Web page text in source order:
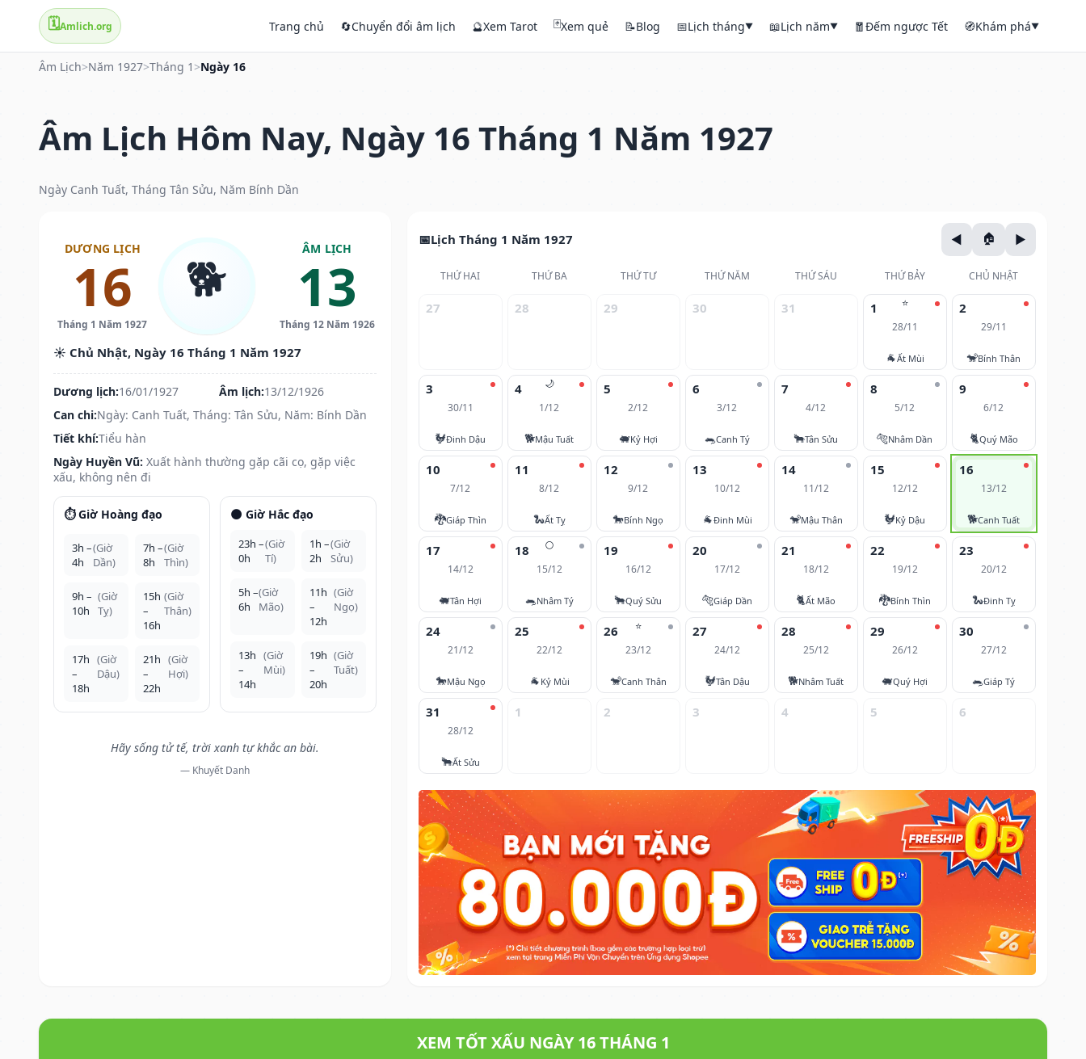
🗓️Amlich.org Trang chủ 🔄Chuyển đổi âm lịch 🔮Xem Tarot 🃏Xem quẻ 📝Blog 📅Lịch tháng▼ 📖Lịch năm▼ 🧧Đếm ngược Tết 🧭Khám phá▼
Âm Lịch>Năm 1927>Tháng 1 >Ngày 16
Âm Lịch Hôm Nay, Ngày 16 Tháng 1 Năm 1927
Ngày Canh Tuất, Tháng Tân Sửu, Năm Bính Dần
DƯƠNG LỊCH
16
Tháng 1 Năm 1927
🐕 ÂM LỊCH
13
Tháng 12 Năm 1926
☀️ Chủ Nhật, Ngày 16 Tháng 1 Năm 1927
Dương lịch:16/01/1927 Âm lịch:13/12/1926
Can chi:Ngày: Canh Tuất, Tháng: Tân Sửu, Năm: Bính Dần
Tiết khí:Tiểu hàn
Ngày Huyền Vũ: Xuất hành thường gặp cãi cọ, gặp việc
xấu, không nên đi
⏱️ Giờ Hoàng đạo
3h –
4h
(Giờ
Dần)
7h –
8h
(Giờ
Thìn)
9h –
10h
(Giờ
Tỵ)
15h
–
16h
(Giờ
Thân)
17h
–
18h
(Giờ
Dậu)
21h
–
22h
(Giờ
Hợi)
🌑 Giờ Hắc đạo
23h –
0h
(Giờ
Tí)
1h –
2h
(Giờ
Sửu)
5h –
6h
(Giờ
Mão)
11h
–
12h
(Giờ
Ngọ)
13h
–
14h
(Giờ
Mùi)
19h
–
20h
(Giờ
Tuất)
Hãy sống tử tế, trời xanh tự khắc an bài.
— Khuyết Danh
Lịch Tháng 1 Năm 1927
THỨ HAI THỨ BA THỨ TƯ THỨ NĂM THỨ SÁU THỨ BẢY CHỦ NHẬT
27 28 29 30 31 ⭐
1
28/11
🐐Ất Mùi
2
29/11
🐒Bính Thân
3
30/11
🐓Đinh Dậu
🌙
4
1/12
🐕Mậu Tuất
5
2/12
🐖Kỷ Hợi
6
3/12
🐀Canh Tý
7
4/12
🐂Tân Sửu
8
5/12
🐅Nhâm Dần
9
6/12
🐈Quý Mão
10
7/12
🐉Giáp Thìn
11
8/12
🐍Ất Tỵ
12
9/12
🐎Bính Ngọ
13
10/12
🐐Đinh Mùi
14
11/12
🐒Mậu Thân
15
12/12
🐓Kỷ Dậu
16
13/12
🐕Canh Tuất
17
14/12
🐖Tân Hợi
🌕
18
15/12
🐀Nhâm Tý
19
16/12
🐂Quý Sửu
20
17/12
🐅Giáp Dần
21
18/12
🐈Ất Mão
22
19/12
🐉Bính Thìn
23
20/12
🐍Đinh Tỵ
24
21/12
🐎Mậu Ngọ
25
22/12
🐐 Kỷ Mùi
⭐
26
23/12
🐒Canh Thân
27
24/12
🐓Tân Dậu
28
25/12
🐕Nhâm Tuất
29
26/12
🐖Quý Hợi
30
27/12
🐀Giáp Tý
31
28/12
🐂Ất Sửu
1 2 3 4 5 6
XEM TỐT XẤU NGÀY 16 THÁNG 1